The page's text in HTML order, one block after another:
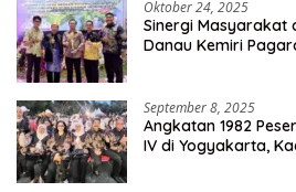
Oktober 24, 2025
Sinergi Masyarakat
Danau Kemiri
September 8, 2025
Angkatan 1982
IV di Yogyakarta,